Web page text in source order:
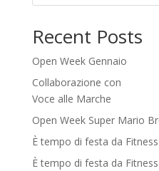
Recent Posts
Open Week Gennaio
Collaborazione con
Voce alle Marche
Open Week Super Mario
È tempo di festa da Fitness
È tempo di festa da